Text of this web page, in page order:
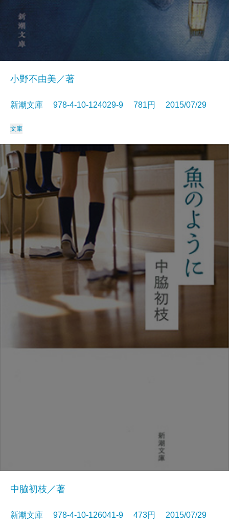
小野不由美／著
新潮文庫 978-4-10-124029-9 781円 2015/07/29
文庫
中脇初枝／著
新潮文庫 978-4-10-126041-9 473円 2015/07/29